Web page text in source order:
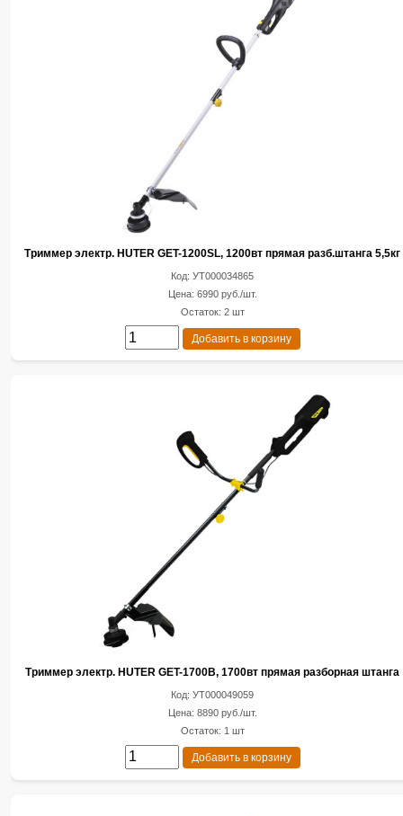
Триммер электр. HUTER GET-1200SL, 1200вт прямая разб.штанга 5,5кг
Код: УТ000034865
Цена: 6990 руб./шт.
Остаток: 2 шт
Добавить в корзину
Триммер электр. HUTER GET-1700B, 1700вт прямая разборная штанга
Код: УТ000049059
Цена: 8890 руб./шт.
Остаток: 1 шт
Добавить в корзину